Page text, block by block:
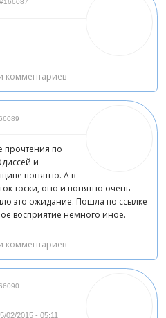
#166087
комментариев
прочтения по
и
понятно. А в
тоски, оно и понятно очень
это ожидание. Пошла по ссылке
восприятие немного иное.
комментариев
02/2015 - 05:11